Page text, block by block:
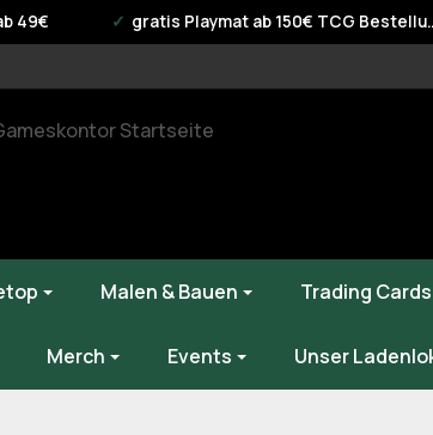
49€ gratis Playmat ab 150€ TCG Bestellung
Malen & Bauen Trading Cards
Merch Events Unser